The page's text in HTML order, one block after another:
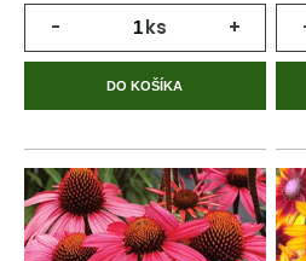
- ks +
DO KOŠÍKA